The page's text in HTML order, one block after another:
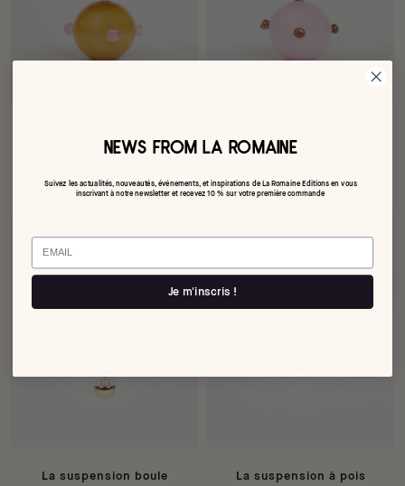
dorée et rose pâle
rose pâle et dorée
La suspension boule
La suspension à pois
NEWS FROM LA ROMAINE
Suivez les actualités, nouveautés, événements, et inspirations de La Romaine Editions en vous
inscrivant à notre newsletter et recevez 10 % sur votre première commande
Email
Je m'inscris !